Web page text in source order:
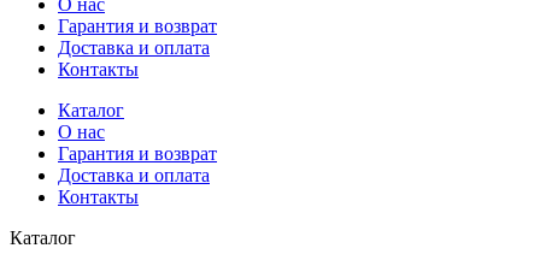
Гарантия и возврат
Доставка и оплата
Контакты
Каталог
О нас
Гарантия и возврат
Доставка и оплата
Контакты
Каталог